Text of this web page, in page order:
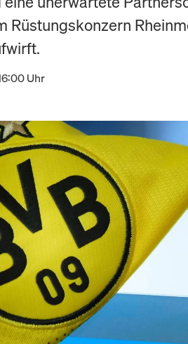
Rüstungskonzern
Uhr